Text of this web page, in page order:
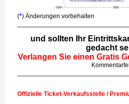
(*) Änderungen vorbehalten
und sollten Ihr
gedacht
Verlangen Sie einen Gratis
Offizielle Ticket-Verkaufsstelle /